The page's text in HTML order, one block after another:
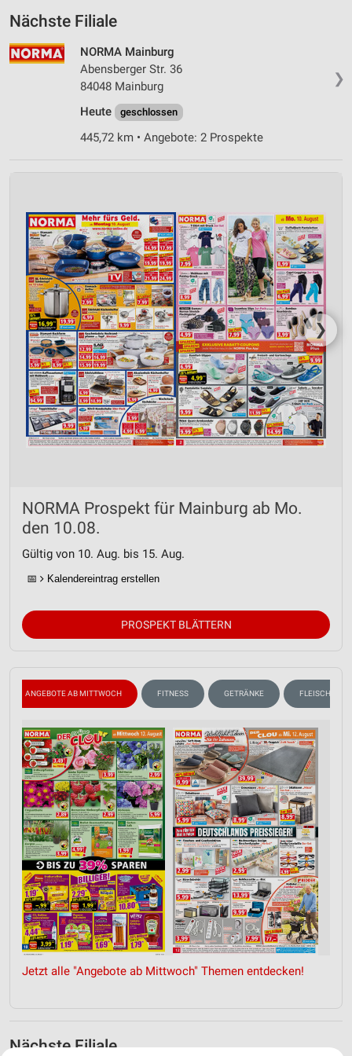
Nächste Filiale
❯
NORMA Mainburg
Abensberger Str. 36
84048 Mainburg
Heute
geschlossen
445,72 km • Angebote: 2 Prospekte
❯
NORMA Prospekt für Mainburg ab Mo.
den 10.08.
Gültig von 10. Aug. bis 15. Aug.
📅 Kalendereintrag erstellen
PROSPEKT BLÄTTERN
ANGEBOTE AB MITTWOCH FITNESS GETRÄNKE FLEISCH &
Jetzt alle "Angebote ab Mittwoch" Themen entdecken!
Nächste Filiale